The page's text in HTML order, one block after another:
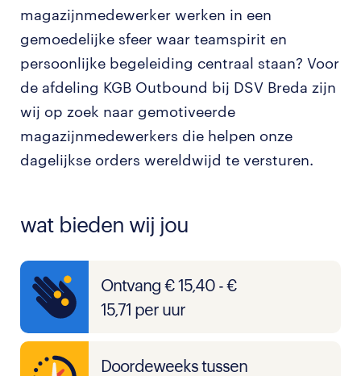
magazijnmedewerker werken in een
gemoedelijke sfeer waar teamspirit en
persoonlijke begeleiding centraal staan? Voor
de afdeling KGB Outbound bij DSV Breda zijn
wij op zoek naar gemotiveerde
magazijnmedewerkers die helpen onze
dagelijkse orders wereldwijd te versturen.
wat bieden wij jou
Ontvang € 15,40 - €
15,71 per uur
Doordeweeks tussen